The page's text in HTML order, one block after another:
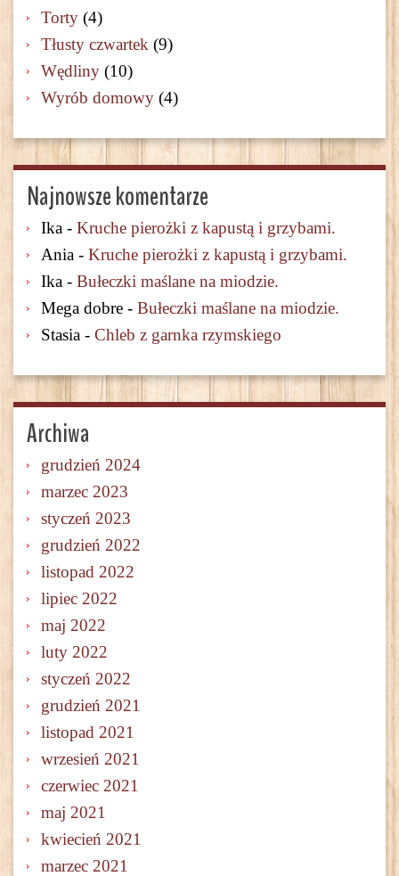
Torty (4)
Tłusty czwartek (9)
Wędliny (10)
Wyrób domowy (4)
Najnowsze komentarze
Ika - Kruche pierożki z kapustą i grzybami.
Ania - Kruche pierożki z kapustą i grzybami.
Ika - Bułeczki maślane na miodzie.
Mega dobre - Bułeczki maślane na miodzie.
Stasia - Chleb z garnka rzymskiego
Archiwa
grudzień 2024
marzec 2023
styczeń 2023
grudzień 2022
listopad 2022
lipiec 2022
maj 2022
luty 2022
styczeń 2022
grudzień 2021
listopad 2021
wrzesień 2021
czerwiec 2021
maj 2021
kwiecień 2021
marzec 2021